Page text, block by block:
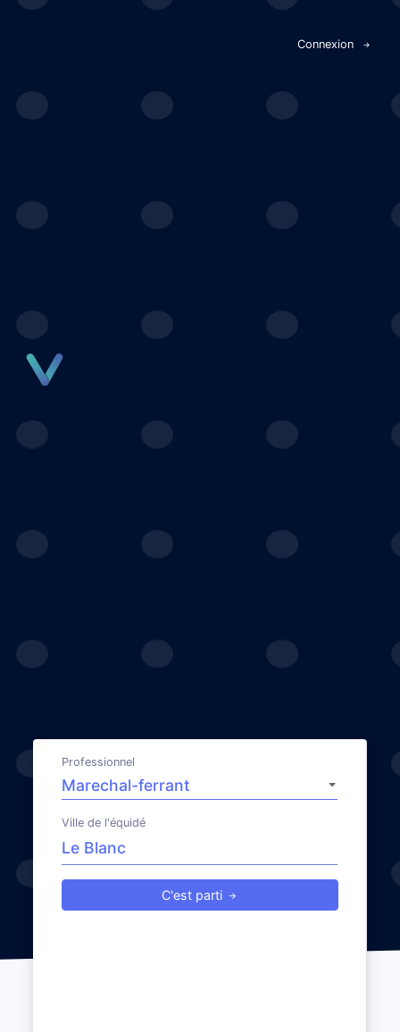
Connexion
Professionnel
Ville de l'équidé
C'est parti